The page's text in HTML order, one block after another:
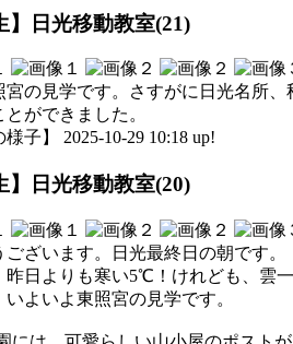
】日光移動教室(21)
宮の見学です。さすがに日光名所
とができました。
様子】 2025-10-29 10:18 up!
】日光移動教室(20)
ございます。日光最終日の朝です。
昨日よりも寒い5℃！けれども、雲
いよいよ東照宮の見学です。